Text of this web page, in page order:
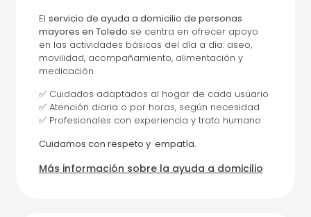
El servicio de ayuda a domicilio de personas
mayores en Toledo se centra en ofrecer apoyo
en las actividades básicas del día a día: aseo,
movilidad, acompañamiento, alimentación y
medicación.
✅ Cuidados adaptados al hogar de cada usuario
✅ Atención diaria o por horas, según necesidad
✅ Profesionales con experiencia y trato humano
Cuidamos con respeto y empatía.
Más información sobre la ayuda a domicilio